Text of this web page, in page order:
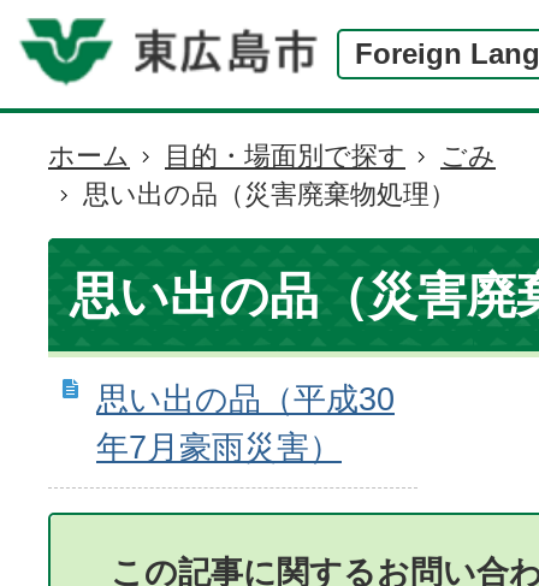
Foreign
現
在
の
置
ホーム 目的・場面別で探す
ごみ
思い出の品（災害廃棄物処理）
思い出の品（災害廃
思い出の品（平成30
年7月豪雨災害）
この記事に関するお問い合